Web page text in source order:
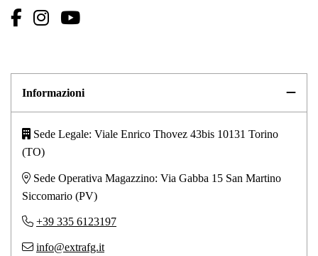
Informazioni
Sede Legale: Viale Enrico Thovez 43bis 10131 Torino
(TO)
Sede Operativa Magazzino: Via Gabba 15 San Martino
Siccomario (PV)
+39 335 6123197
info@extrafg.it